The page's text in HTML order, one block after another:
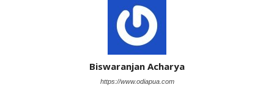
Biswaranjan Acharya
https://www.odiapua.com